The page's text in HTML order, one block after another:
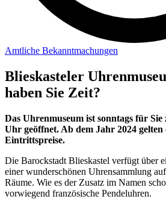
Amtliche Bekanntmachungen
Blieskasteler
haben Sie Zeit?
Das Uhrenmuseum ist sonntags für Sie
Uhr geöffnet. Ab dem Jahr 2024 gelten
Eintrittspreise.
Die Barockstadt Blieskastel verfügt über
einer wunderschönen Uhrensammlung
Räume. Wie es der Zusatz im Namen
vorwiegend französische Pendeluhren.